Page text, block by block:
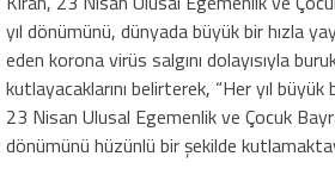
yıl dönümünü, dünyada büyük bir hızla
eden korona virüs salgını dolayısıyla
kutlayacaklarını belirterek, “Her yıl büyük
23 Nisan Ulusal Egemenlik ve Çocuk
dönümünü hüzünlü bir şekilde